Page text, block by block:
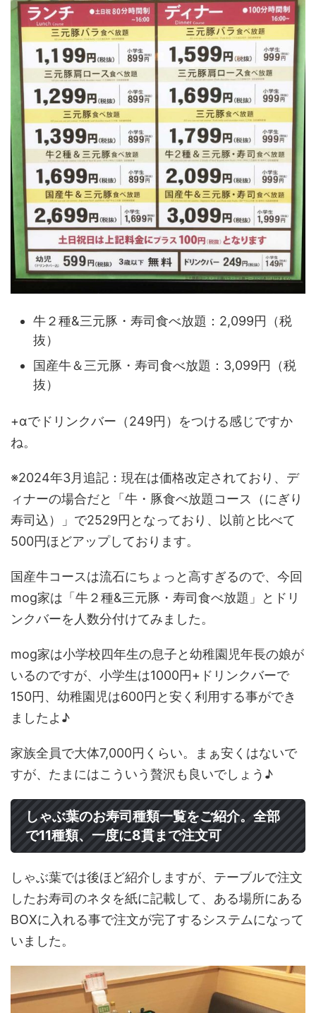
牛２種&三元豚・寿司食べ放題：2,099円（税
抜）
国産牛＆三元豚・寿司食べ放題：3,099円（税
抜）
+αでドリンクバー（249円）をつける感じですか
ね。
※2024年3月追記：現在は価格改定されており、デ
ィナーの場合だと「牛・豚食べ放題コース（にぎり
寿司込）」で2529円となっており、以前と比べて
500円ほどアップしております。
国産牛コースは流石にちょっと高すぎるので、今回
mog家は「牛２種&三元豚・寿司食べ放題」とドリ
ンクバーを人数分付けてみました。
mog家は小学校四年生の息子と幼稚園児年長の娘が
いるのですが、小学生は1000円+ドリンクバーで
150円、幼稚園児は600円と安く利用する事ができ
ましたよ♪
家族全員で大体7,000円くらい。まぁ安くはないで
すが、たまにはこういう贅沢も良いでしょう♪
しゃぶ葉のお寿司種類一覧をご紹介。全部
で11種類、一度に8貫まで注文可
しゃぶ葉では後ほど紹介しますが、テーブルで注文
したお寿司のネタを紙に記載して、ある場所にある
BOXに入れる事で注文が完了するシステムになって
いました。